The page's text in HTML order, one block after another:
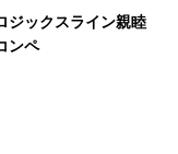
ジックスライン親睦
ンペ